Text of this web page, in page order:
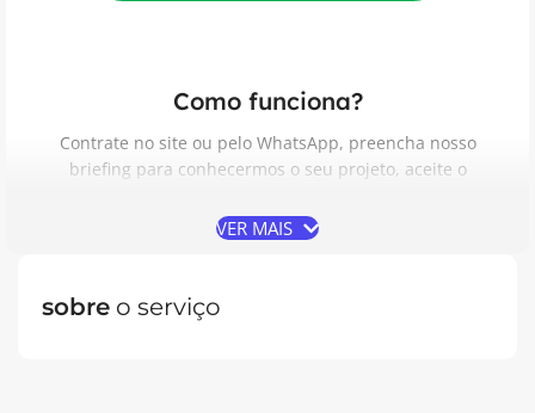
Como funciona?
Contrate no site ou pelo WhatsApp, preencha nosso
briefing para conhecermos o seu projeto, aceite o
as etapas do desenvolvimento e receba do seu jeito.
Oferta Especial: Vai pagar no PIX?
VER MAIS
sobre o serviço